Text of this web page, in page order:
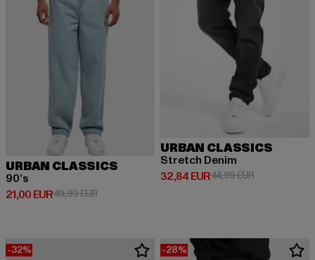
URBAN CLASSICS
90‘s
21,00 EUR
Derzeitiger Preis: 21,00 EUR
49,99 EURAktionspreis: 49,99 EUR
URBAN CLASSICS
Stretch Denim
32,84 EUR
Derzeitiger Preis: 32,84 EUR
44,99 EURAktionspreis:
-32% -28%